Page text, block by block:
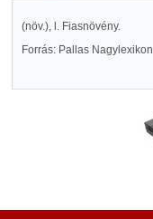
(növ.), l. Fiasnövény.
Forrás: Pallas Nagylexikon